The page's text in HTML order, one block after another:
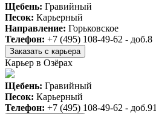
Щебень: Гравийный
Песок: Карьерный
Направление: Горьковское
Телефон: +7 (495) 108-49-62 - доб.8
Заказать с карьера
Карьер в Озёрах
Щебень: Гравийный
Песок: Карьерный
Телефон: +7 (495) 108-49-62 - доб.91